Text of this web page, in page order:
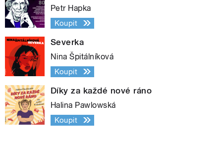
Petr Hapka
Koupit
Severka
Nina Špitálníková
Koupit
Díky za každé nové ráno
Halina Pawlowská
Koupit